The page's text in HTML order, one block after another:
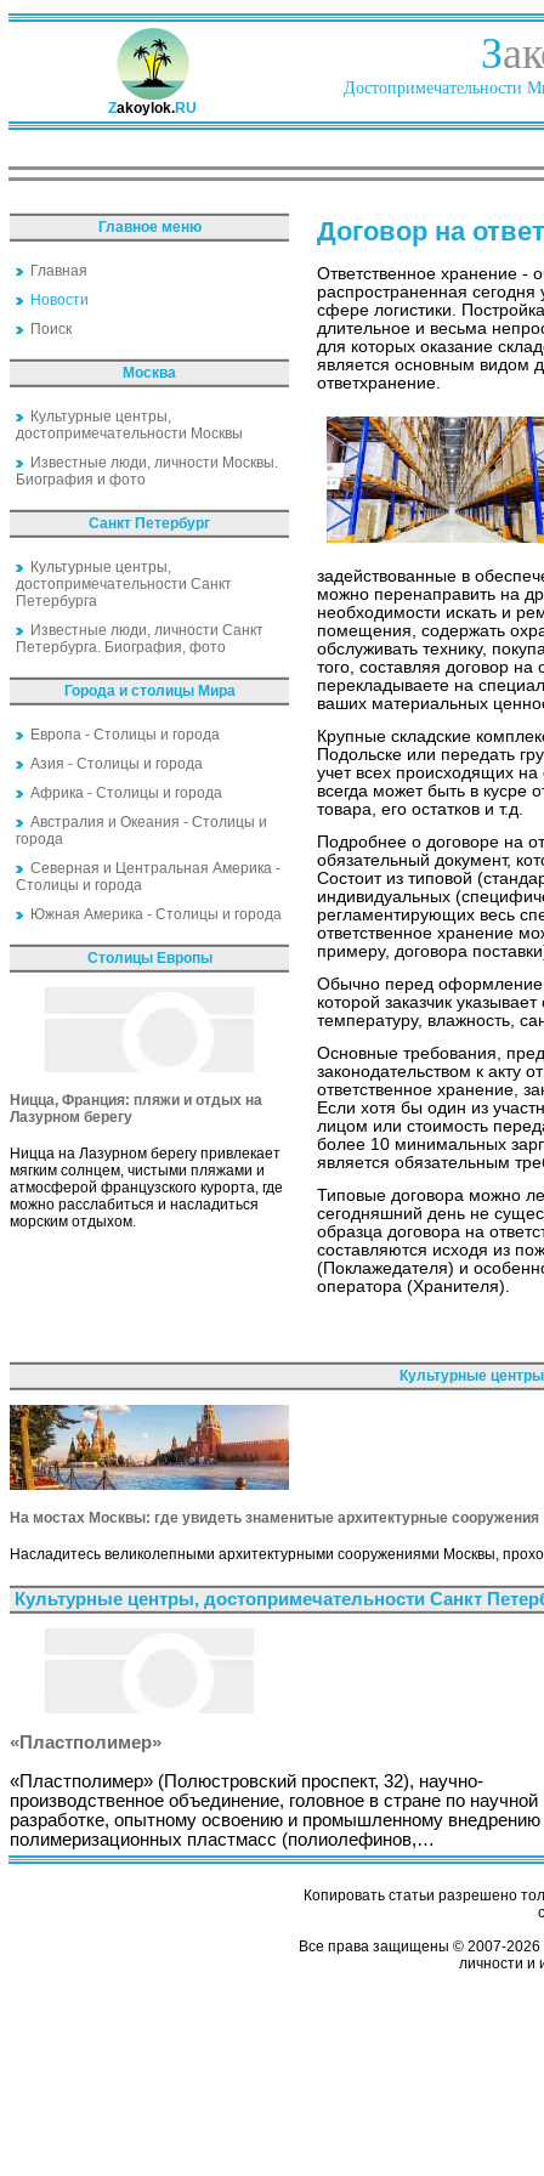
Zakoylok.RU
З
Достопримечательности
Главное меню
Главная
Новости
Поиск
Москва
Культурные центры,
достопримечательности Москвы
Известные люди, личности Москвы.
Биография и фото
Санкт Петербург
Культурные центры,
достопримечательности Санкт
Петербурга
Известные люди, личности Санкт
Петербурга. Биография, фото
Города и столицы Мира
Европа - Столицы и города
Азия - Столицы и города
Африка - Столицы и города
Австралия и Океания - Столицы и
города
Северная и Центральная Америка -
Столицы и города
Южная Америка - Столицы и города
Столицы Европы
Ницца, Франция: пляжи и отдых на
Лазурном берегу
Ницца на Лазурном берегу привлекает
мягким солнцем, чистыми пляжами и
атмосферой французского курорта, где
можно расслабиться и насладиться
морским отдыхом.
Договор на
Ответственное хранение -
распространенная сегодня
сфере логистики.
длительное и весьма
для которых оказание
является основным видом
ответхранение.
задействованные в
можно перенаправить на
необходимости искать и
помещения, содержать
обслуживать технику,
того, составляя договор
перекладываете на
ваших материальных
Крупные складские
Подольске или передать
учет всех происходящих на
всегда может быть в кусре
товара, его остатков и т.д.
Подробнее о договоре на
обязательный документ,
Состоит из типовой
индивидуальных
регламентирующих весь
ответственное хранение
примеру, договора
Обычно перед
которой заказчик
температуру, влажность,
Основные требования,
законодательством к акту
ответственное хранение,
Если хотя бы один из
лицом или стоимость
более 10 минимальных
является обязательным
Типовые договора можно
сегодняшний день не
образца договора на
составляются исходя из
(Поклажедателя) и
оператора (Хранителя).
Культурные
На мостах Москвы: где увидеть знаменитые архитектурные сооружения
Насладитесь великолепными архитектурными сооружениями Москвы,
Культурные центры, достопримечательности Санкт
«Пластполимер»
«Пластполимер» (Полюстровский проспект, 32), научно-
производственное объединение, головное в стране по научной
разработке, опытному освоению и промышленному внедрению
полимеризационных пластмасс (полиолефинов,…
Копировать статьи разрешено
Все права защищены © 2007-2026
личности и